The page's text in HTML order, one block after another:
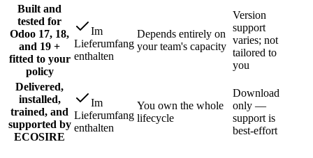
Built and
tested for
Odoo 17, 18,
and 19 +
fitted to your
policy
Im
Lieferumfang
enthalten
Depends entirely on
your team's capacity
Version
support
varies; not
tailored to
you
Delivered,
installed,
trained, and
supported by
ECOSIRE
Im
Lieferumfang
enthalten
You own the whole
lifecycle
Download
only —
support is
best-effort